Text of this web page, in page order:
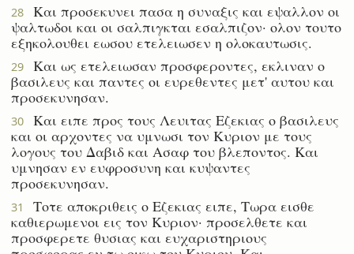
28
Και προσεκυνει πασα η συναξις και εψαλλον οι
ψαλτωδοι και οι σαλπιγκται εσαλπιζον· ολον τουτο
εξηκολουθει εωσου ετελειωσεν η ολοκαυτωσις.
29
Και ως ετελειωσαν προσφεροντες, εκλιναν ο
βασιλευς και παντες οι ευρεθεντες μετ' αυτου και
προσεκυνησαν.
30
Και ειπε προς τους Λευιτας Εζεκιας ο βασιλευς
και οι αρχοντες να υμνωσι τον Κυριον με τους
λογους του Δαβιδ και Ασαφ του βλεποντος. Και
υμνησαν εν ευφροσυνη και κυψαντες
προσεκυνησαν.
31
Τοτε αποκριθεις ο Εζεκιας ειπε, Τωρα εισθε
καθιερωμενοι εις τον Κυριον· προσελθετε και
προσφερετε θυσιας και ευχαριστηριους